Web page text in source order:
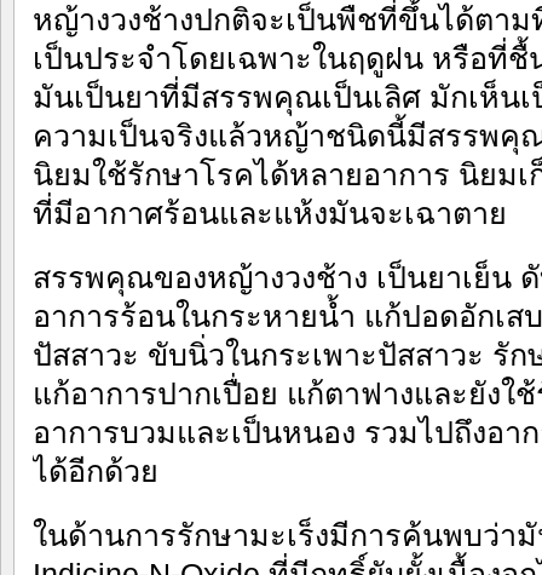
หญ้างวงช้างปกติจะเป็นพืชที่ขึ้นได้ตาม
เป็นประจำโดยเฉพาะในฤดูฝน หรือที่
มันเป็นยาที่มีสรรพคุณเป็นเลิศ มักเห็น
ความเป็นจริงแล้วหญ้าชนิดนี้มีสรรพ
นิยมใช้รักษาโรคได้หลายอาการ นิยม
ที่มีอากาศร้อนและแห้งมันจะเฉาตาย
สรรพคุณของหญ้างวงช้าง เป็นยาเย็น
อาการร้อนในกระหายน้ำ แก้ปอดอักเส
ปัสสาวะ ขับนิ่วในกระเพาะปัสสาวะ รั
แก้อาการปากเปื่อย แก้ตาฟางและยัง
อาการบวมและเป็นหนอง รวมไปถึงอา
ได้อีกด้วย
ในด้านการรักษามะเร็งมีการค้นพบว่า